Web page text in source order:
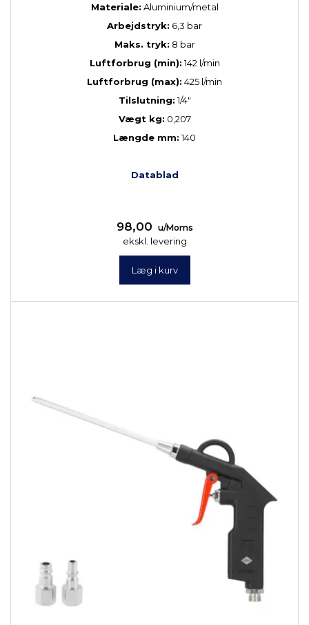
Materiale: Aluminium/metal
Arbejdstryk: 6,3 bar
Maks. tryk: 8 bar
Luftforbrug (min):142 l/min
Luftforbrug (max): 425 l/min
Tilslutning:1/4"
Vægt kg: 0,207
Længde mm:140
Datablad
98,00 u/Moms
ekskl. levering
Læg i kurv